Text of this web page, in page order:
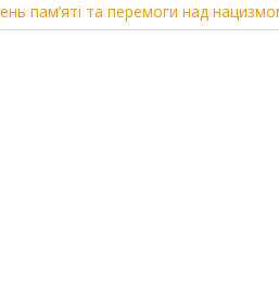
пам’яті та перемоги над нацизмом